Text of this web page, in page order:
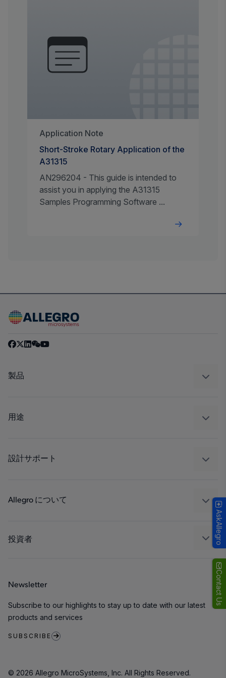
Contact Us
Application Note
Short-Stroke Rotary Application of the
A31315
AN296204 - This guide is intended to
assist you in applying the A31315
Samples Programming Software ...
製品
レギュレート
用途
工業
設計サポート
パッケージング
Allegro について
キャリア
お問い合わせ先
投資者
Newsletter
Subscribe to our highlights to stay up to date with our latest
products and services
SUBSCRIBE
© 2026 Allegro MicroSystems, Inc. All Rights Reserved.
AskAllegro